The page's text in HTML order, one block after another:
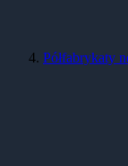
Półfabrykaty